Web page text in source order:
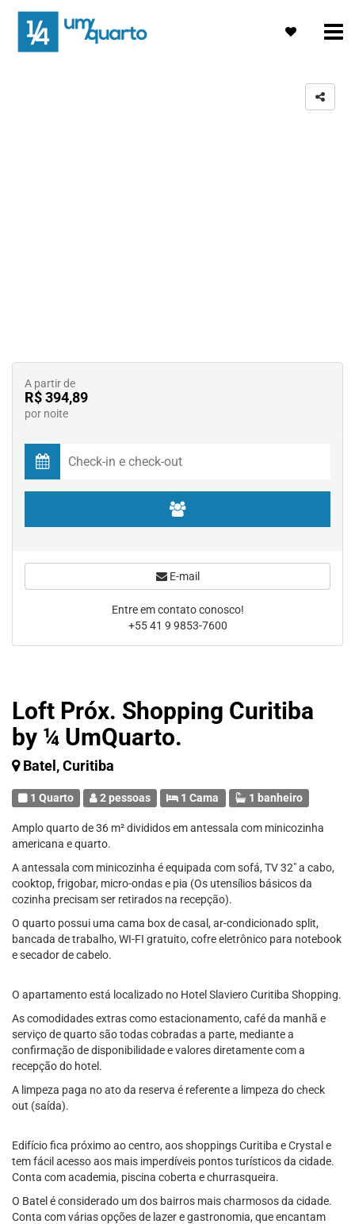
Loft Próx. Shopping Curitiba
by ¼ UmQuarto.
Batel, Curitiba
1 Quarto 2 pessoas 1 Cama 1 banheiro
Amplo quarto de 36 m² divididos em antessala com minicozinha
americana e quarto.
A antessala com minicozinha é equipada com sofá, TV 32" a cabo,
cooktop, frigobar, micro-ondas e pia (Os utensílios básicos da
cozinha precisam ser retirados na recepção).
O quarto possui uma cama box de casal, ar-condicionado split,
bancada de trabalho, WI-FI gratuito, cofre eletrônico para notebook
e secador de cabelo.
O apartamento está localizado no Hotel Slaviero Curitiba Shopping.
As comodidades extras como estacionamento, café da manhã e
serviço de quarto são todas cobradas a parte, mediante a
confirmação de disponibilidade e valores diretamente com a
recepção do hotel.
A limpeza paga no ato da reserva é referente a limpeza do check
out (saída).
Edifício fica próximo ao centro, aos shoppings Curitiba e Crystal e
tem fácil acesso aos mais imperdíveis pontos turísticos da cidade.
Conta com academia, piscina coberta e churrasqueira.
O Batel é considerado um dos bairros mais charmosos da cidade.
Conta com várias opções de lazer e gastronomia, que encantam
A partir de
R$ 394,89
por noite
E-mail
Entre em contato conosco!
+55 41 9 9853-7600